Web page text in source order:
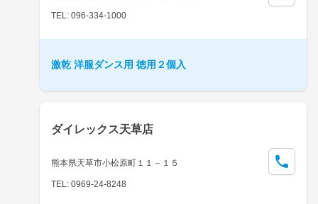
TEL: 096-334-1000
激乾 洋服ダンス用 徳用２個入
ダイレックス天草店
熊本県天草市小松原町１１－１５
TEL: 0969-24-8248